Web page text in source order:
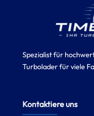
Spezialist für
Turbolader für viele
Kontaktiere uns